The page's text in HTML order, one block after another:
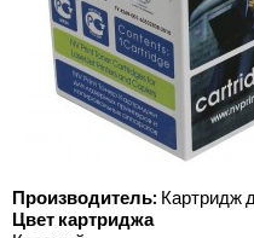
Производитель: Картридж
Цвет картриджа